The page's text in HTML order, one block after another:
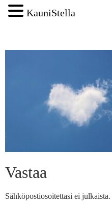
Vastaa
Sähköpostiosoitettasi ei julkaista.
KauniStella